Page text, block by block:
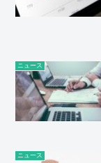
ニュース
ニュース